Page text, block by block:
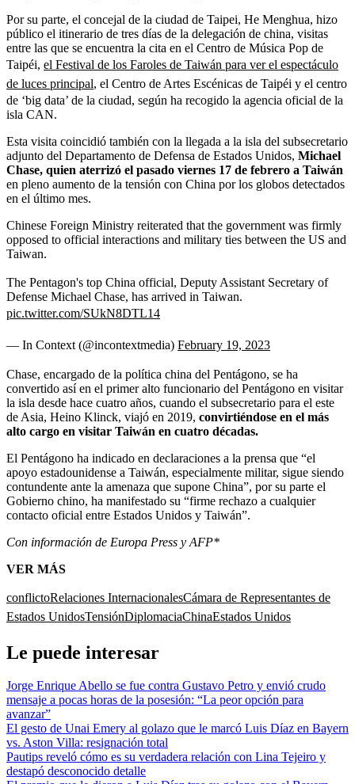
Por su parte, el concejal de la ciudad de Taipei, He Menghua, hizo
público el itinerario de tres días de la delegación de china, visitas
entre las que se encuentra la cita en el Centro de Música Pop de
Taipéi, el Festival de los Faroles de Taiwán para ver el espectáculo
de luces principal, el Centro de Artes Escénicas de Taipéi y el centro
de ‘big data’ de la ciudad, según ha recogido la agencia oficial de la
isla CAN.
Esta visita coincidió también con la llegada a la isla del subsecretario
adjunto del Departamento de Defensa de Estados Unidos, Michael
Chase, quien aterrizó el pasado viernes 17 de febrero a Taiwán
en pleno aumento de la tensión con China por los globos detectados
en el último mes.
Chinese Foreign Ministry reiterated that the government was firmly
opposed to official interactions and military ties between the US and
Taiwan.
The Pentagon's top China official, Deputy Assistant Secretary of
Defense Michael Chase, has arrived in Taiwan.
pic.twitter.com/SUkN8DTL14
— In Context (@incontextmedia) February 19, 2023
Chase, encargado de la política china del Pentágono, se ha
convertido así en el primer alto funcionario del Pentágono en visitar
la isla desde hace cuatro años, cuando el subsecretario para el este
de Asia, Heino Klinck, viajó en 2019, convirtiéndose en el más
alto cargo en visitar Taiwán en cuatro décadas.
El Pentágono ha indicado en declaraciones a la prensa que “el
apoyo estadounidense a Taiwán, especialmente militar, sigue siendo
contundente ante la amenaza que supone China”, por su parte el
Gobierno chino, ha manifestado su “firme rechazo a cualquier
contacto oficial entre Estados Unidos y Taiwán”.
Con información de Europa Press y AFP*
VER MÁS
conflictoRelaciones InternacionalesCámara de Representantes de
Estados UnidosTensiónDiplomaciaChinaEstados Unidos
Le puede interesar
Jorge Enrique Abello se fue contra Gustavo Petro y envió crudo
mensaje a pocas horas de la posesión: “La peor opción para
avanzar”
El gesto de Unai Emery al golazo que le marcó Luis Díaz en Bayern
vs. Aston Villa: resignación total
Pautips reveló cómo es su verdadera relación con Lina Tejeiro y
destapó desconocido detalle